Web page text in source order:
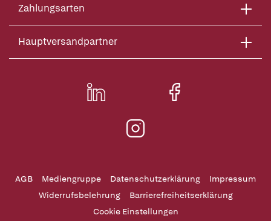
Zahlungsarten
Hauptversandpartner
AGB Mediengruppe Datenschutzerklärung
Impressum
Widerrufsbelehrung
Barrierefreiheitserklärung
Cookie Einstellungen